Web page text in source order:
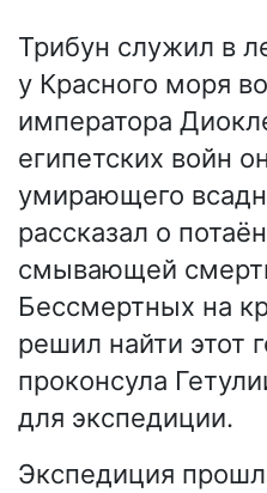
Трибун служил в
у Красного моря
императора
египетских войн
умирающего
рассказал о
смывающей
Бессмертных на
решил найти этот
проконсула
для экспедиции.
Экспедиция